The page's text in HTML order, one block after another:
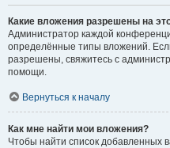
Какие вложения разрешены на
Администратор каждой
определённые типы вложений.
разрешены, свяжитесь с
помощи.
Вернуться к началу
Как мне найти мои вложения?
Чтобы найти список добавленных